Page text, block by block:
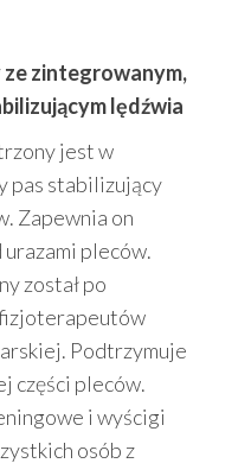
zintegrowanym,
lędźwia
jest w
pas stabilizujący
Zapewnia on
pleców.
został po
fizjoterapeutów
Podtrzymuje
części pleców.
i wyścigi
osób z